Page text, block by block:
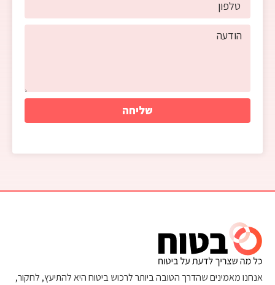
שליחה
אנחנו מאמינים שהדרך הטובה ביותר לרכוש ביטוח היא להתיעץ, לחקור,